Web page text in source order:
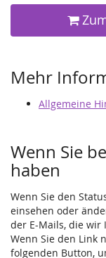
Mehr
Allgemeine
Wenn Sie
haben
Wenn Sie den
einsehen oder
der E-Mails, die wir
Wenn Sie den Link
folgenden Button,